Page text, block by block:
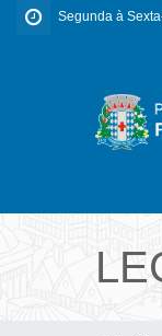
Segunda à